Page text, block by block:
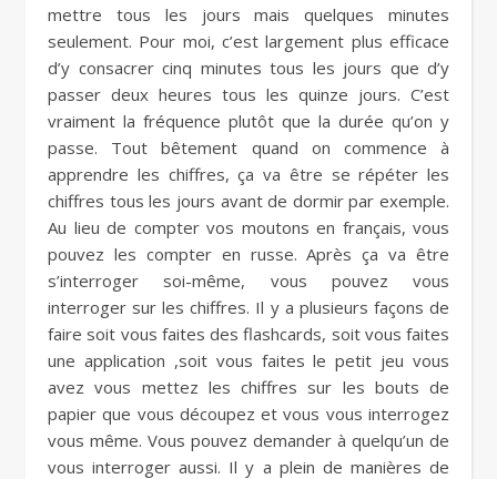
mettre tous les jours mais quelques minutes
seulement. Pour moi, c’est largement plus efficace
d’y consacrer cinq minutes tous les jours que d’y
passer deux heures tous les quinze jours. C’est
vraiment la fréquence plutôt que la durée qu’on y
passe. Tout bêtement quand on commence à
apprendre les chiffres, ça va être se répéter les
chiffres tous les jours avant de dormir par exemple.
Au lieu de compter vos moutons en français, vous
pouvez les compter en russe. Après ça va être
s’interroger soi-même, vous pouvez vous
interroger sur les chiffres. Il y a plusieurs façons de
faire soit vous faites des flashcards, soit vous faites
une application ,soit vous faites le petit jeu vous
avez vous mettez les chiffres sur les bouts de
papier que vous découpez et vous vous interrogez
vous même. Vous pouvez demander à quelqu’un de
vous interroger aussi. Il y a plein de manières de